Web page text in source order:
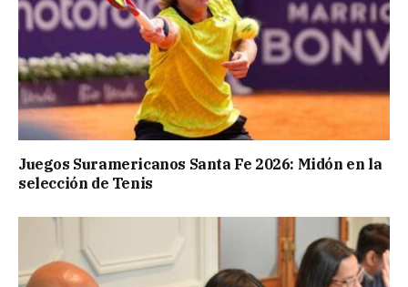
Juegos Suramericanos Santa Fe 2026: Midón en la
selección de Tenis